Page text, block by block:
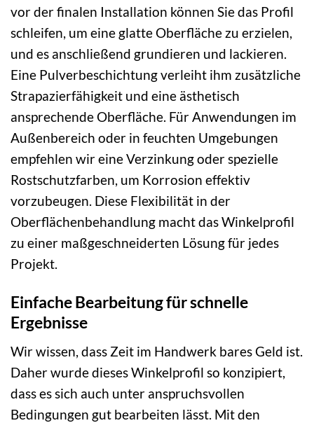
vor der finalen Installation können Sie das Profil
schleifen, um eine glatte Oberfläche zu erzielen,
und es anschließend grundieren und lackieren.
Eine Pulverbeschichtung verleiht ihm zusätzliche
Strapazierfähigkeit und eine ästhetisch
ansprechende Oberfläche. Für Anwendungen im
Außenbereich oder in feuchten Umgebungen
empfehlen wir eine Verzinkung oder spezielle
Rostschutzfarben, um Korrosion effektiv
vorzubeugen. Diese Flexibilität in der
Oberflächenbehandlung macht das Winkelprofil
zu einer maßgeschneiderten Lösung für jedes
Projekt.
Einfache Bearbeitung für schnelle
Ergebnisse
Wir wissen, dass Zeit im Handwerk bares Geld ist.
Daher wurde dieses Winkelprofil so konzipiert,
dass es sich auch unter anspruchsvollen
Bedingungen gut bearbeiten lässt. Mit den